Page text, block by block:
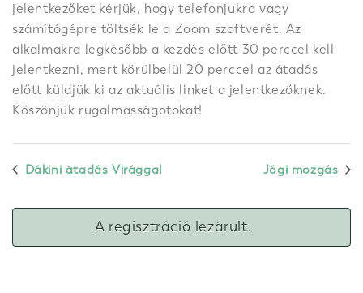
jelentkezőket kérjük, hogy telefonjukra vagy
számítógépre töltsék le a Zoom szoftverét. Az
alkalmakra legkésőbb a kezdés előtt 30 perccel kell
jelentkezni, mert körülbelül 20 perccel az átadás
előtt küldjük ki az aktuális linket a jelentkezőknek.
Köszönjük rugalmasságotokat!
Dákini átadás Virággal Jógi mozgás
A regisztráció lezárult.